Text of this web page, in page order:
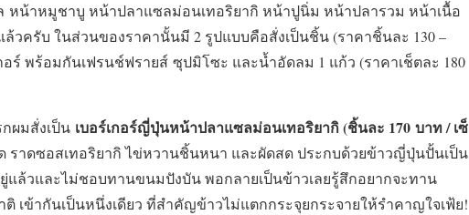
หน้าหมูชาบู หน้าปลาแซลม่อนเทอริยากิ หน้าปูนิ่ม หน้าปลารวม หน้าเนื้อ
วครับ ในส่วนของราคานั้นมี 2 รูปแบบคือสั่งเป็นชิ้น (ราคาชิ้นละ 130 –
อร์ พร้อมกันเฟรนช์ฟรายส์ ซุปมิโซะ และน้ำอัดลม 1 แก้ว (ราคาเช็ตละ 180
ผมสั่งเป็น เบอร์เกอร์ญี่ปุ่นหน้าปลาแซลม่อนเทอริยากิ(ชิ้นละ 170 บาท / เซ็
ราดซอสเทอริยากิ ไข่หวานชิ้นหนา และผัดสด ประกบด้วยข้าวญี่ปุ่นปั้นเป็น
วและไม่ชอบทานขนมปังบัน พอกลายเป็นข้าวเลยรู้สึกอยากจะทาน
เข้ากันเป็นหนึ่งเดียว ที่สำคัญข้าวไม่แตกกระจุยกระจายให้รำคาญใจเฟ้ย!